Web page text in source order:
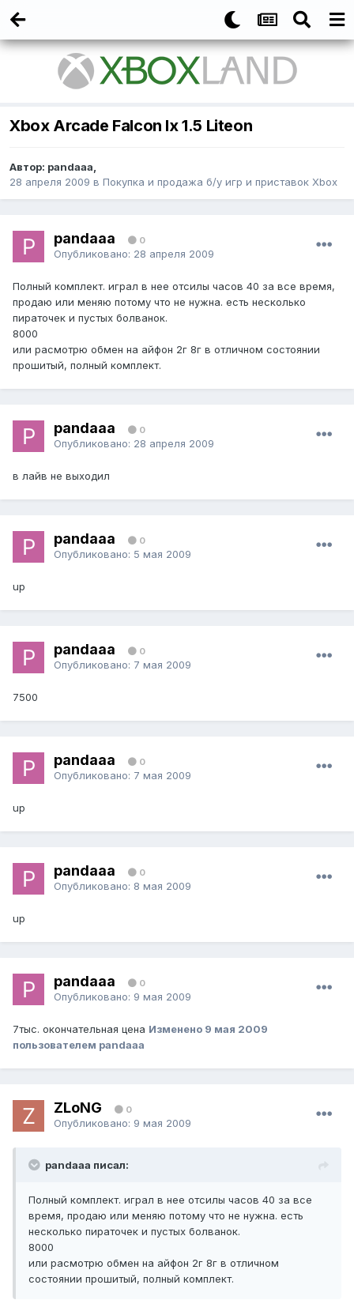
Xbox Arcade Falcon Ix 1.5 Liteon
Автор: pandaaa,
28 апреля 2009 в Покупка и продажа б/у игр и приставок Xbox
pandaaa 0
Опубликовано: 28 апреля 2009
Полный комплект. играл в нее отсилы часов 40 за все время,
продаю или меняю потому что не нужна. есть несколько
пираточек и пустых болванок.
8000
или расмотрю обмен на айфон 2г 8г в отличном состоянии
прошитый, полный комплект.
pandaaa 0
Опубликовано: 28 апреля 2009
в лайв не выходил
pandaaa 0
Опубликовано: 5 мая 2009
up
pandaaa 0
Опубликовано: 7 мая 2009
7500
pandaaa 0
Опубликовано: 7 мая 2009
up
pandaaa 0
Опубликовано: 8 мая 2009
up
pandaaa 0
Опубликовано: 9 мая 2009
7тыс. окончательная цена Изменено 9 мая 2009
пользователем pandaaa
ZLoNG 0
Опубликовано: 9 мая 2009
pandaaa писал:
Полный комплект. играл в нее отсилы часов 40 за все
время, продаю или меняю потому что не нужна. есть
несколько пираточек и пустых болванок.
8000
или расмотрю обмен на айфон 2г 8г в отличном
состоянии прошитый, полный комплект.